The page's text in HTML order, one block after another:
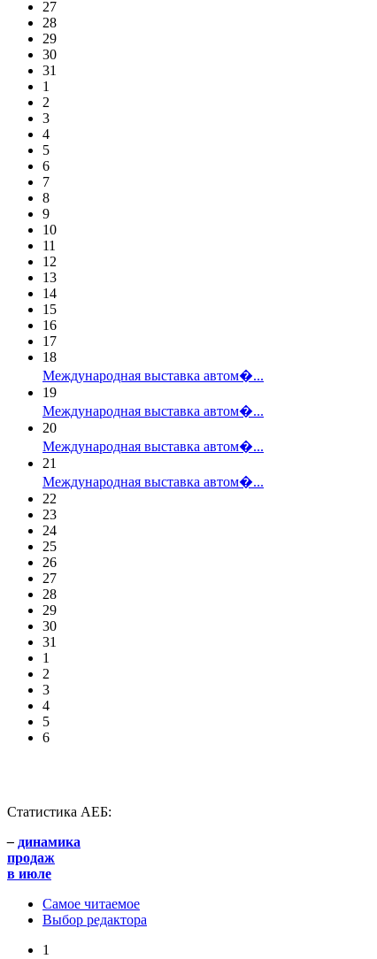
27
28
29
30
31
1
2
3
4
5
6
7
8
9
10
11
12
13
14
15
16
17
18
Международная выставка автом�...
19
Международная выставка автом�...
20
Международная выставка автом�...
21
Международная выставка автом�...
22
23
24
25
26
27
28
29
30
31
1
2
3
4
5
6
Статистика АЕБ:
– динамика
продаж
в июле
Самое читаемое
Выбор редактора
1